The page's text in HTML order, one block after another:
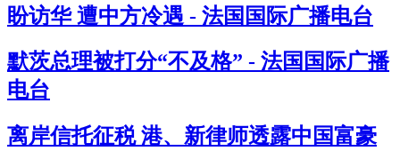
盼访华 遭中方冷遇 - 法国国际广播电台
默茨总理被打分“不及格” - 法国国际广播
电台
离岸信托征税 港、新律师透露中国富豪